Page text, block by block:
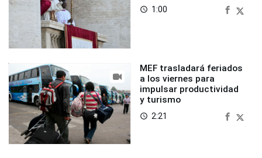
access_time 1:00
MEF trasladará feriados
a los viernes para
impulsar productividad
y turismo
access_time 2:21